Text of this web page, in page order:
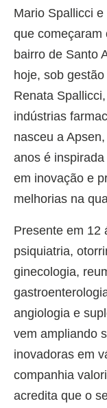
Mario Spallicci
que começaram
bairro de Santo
hoje, sob
Renata
indústrias
nasceu a
anos é
em inovação e
melhorias na
Presente em 12
psiquiatria,
ginecologia,
angiologia e
vem ampliando
inovadoras em
companhia
acredita que o